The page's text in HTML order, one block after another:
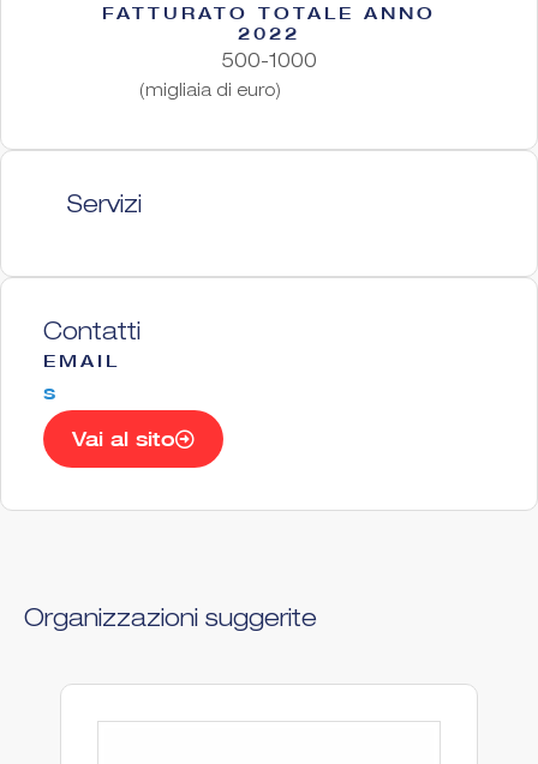
FATTURATO TOTALE ANNO
2022
500-1000
(migliaia di euro)
Servizi
Contatti
EMAIL
s
Vai al sito
Organizzazioni suggerite